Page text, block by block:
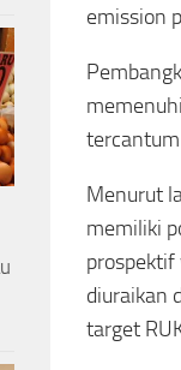
emission
Menurut
memiliki
prospektif
diuraikan
target